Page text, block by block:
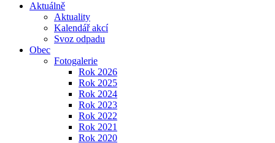
Aktuálně
Aktuality
Kalendář akcí
Svoz odpadu
Obec
Fotogalerie
Rok 2026
Rok 2025
Rok 2024
Rok 2023
Rok 2022
Rok 2021
Rok 2020